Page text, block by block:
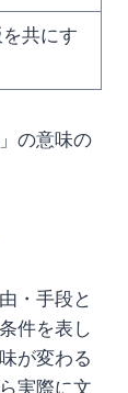
を共にす
の意味の
・手段と
件を表し
が変わる
実際に文